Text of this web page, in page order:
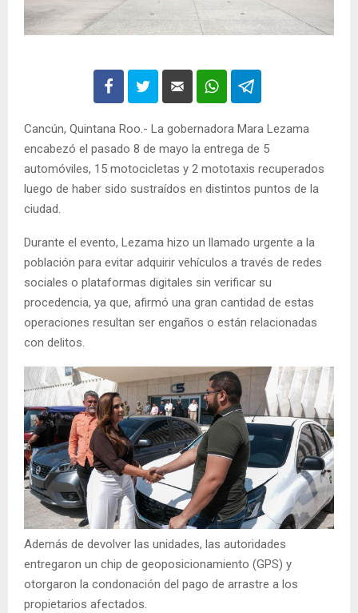
Cancún, Quintana Roo.- La gobernadora Mara Lezama
encabezó el pasado 8 de mayo la entrega de 5
automóviles, 15 motocicletas y 2 mototaxis recuperados
luego de haber sido sustraídos en distintos puntos de la
ciudad.
Durante el evento, Lezama hizo un llamado urgente a la
población para evitar adquirir vehículos a través de redes
sociales o plataformas digitales sin verificar su
procedencia, ya que, afirmó una gran cantidad de estas
operaciones resultan ser engaños o están relacionadas
con delitos.
Además de devolver las unidades, las autoridades
entregaron un chip de geoposicionamiento (GPS) y
otorgaron la condonación del pago de arrastre a los
propietarios afectados.